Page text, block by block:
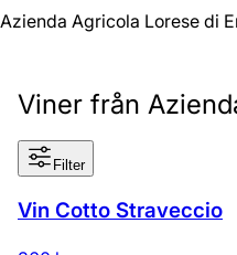
Azienda Agricola Lorese di
Viner från
Filter
Vin Cotto Straveccio